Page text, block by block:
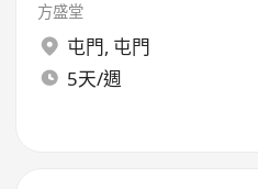
方盛堂
屯門, 屯門
5天/週